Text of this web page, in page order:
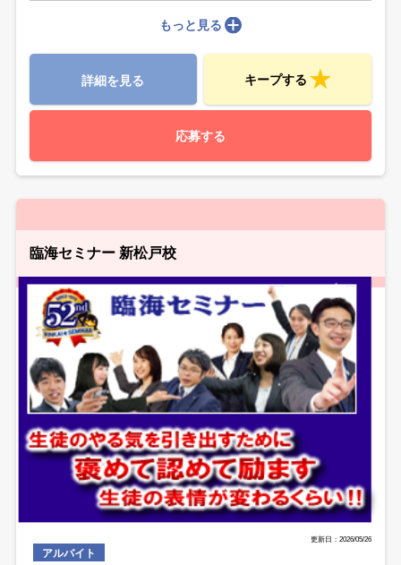
もっと見る
詳細を見る キープする
応募する
臨海セミナー 新松戸校
更新日：2026/05/26
アルバイト